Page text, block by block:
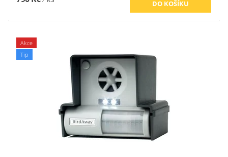
Akce
Tip